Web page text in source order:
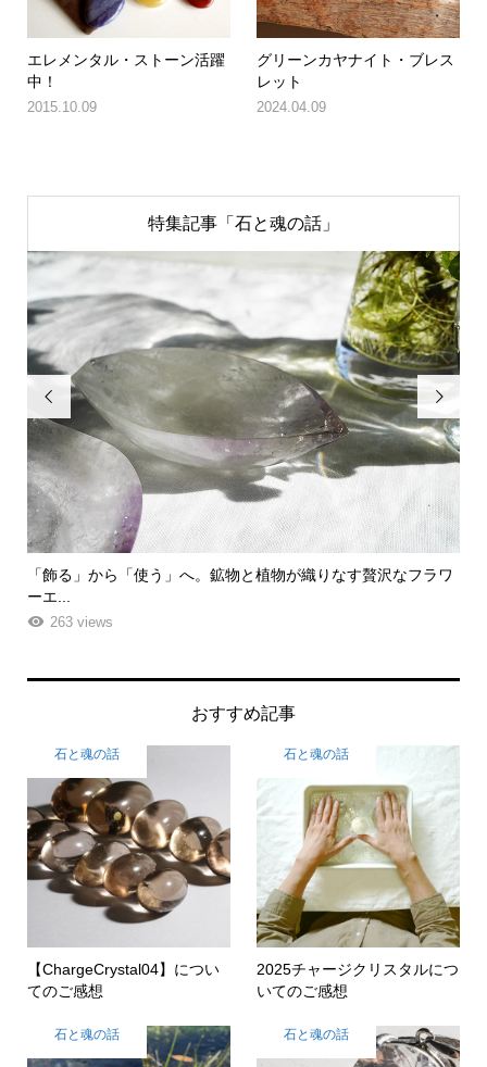
エレメンタル・ストーン活躍
中！
2015.10.09
グリーンカヤナイト・ブレス
レット
2024.04.09
特集記事「石と魂の話」

「飾る」から「使う」へ。鉱物と植物が織りなす贅沢なフラワ
ーエ...
263 views

おすすめ記事
石と魂の話
【ChargeCrystal04】につい
てのご感想
石と魂の話
2025チャージクリスタルにつ
いてのご感想
石と魂の話 石と魂の話